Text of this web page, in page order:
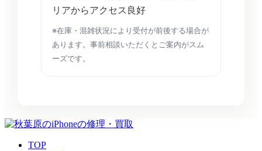
リアからアクセス良好
※在庫・混雑状況により受付が前後する場合が
あります。事前相談いただくとご案内がスム
ーズです。
TOP